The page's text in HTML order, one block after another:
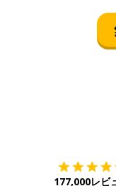
177,000レビ